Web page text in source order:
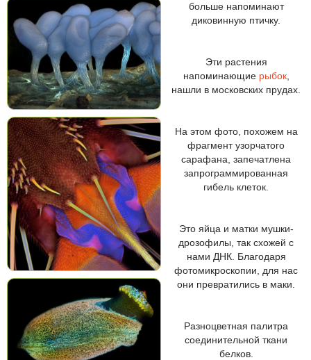
больше напоминают
диковинную птичку.
Эти растения
напоминающие рыбок,
нашли в московских прудах.
На этом фото, похожем на
фрагмент узорчатого
сарафана, запечатлена
запрограммированная
гибель клеток.
Это яйца и матки мушки-
дрозофилы, так схожей с
нами ДНК. Благодаря
фотомикроскопии, для нас
они превратились в маки.
Разноцветная палитра
соединительной ткани
белков.